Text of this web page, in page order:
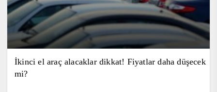
İkinci el araç alacaklar dikkat! Fiyatlar daha düşecek
mi?